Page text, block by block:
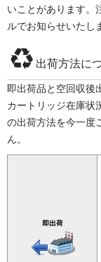
いことがあります。
ルでお知らせいたし
出荷方法に
即出荷品と空回収後
カートリッジ在庫状
の出荷方法を今一度
ん。